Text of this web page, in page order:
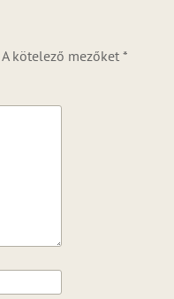
A kötelező mezőket *